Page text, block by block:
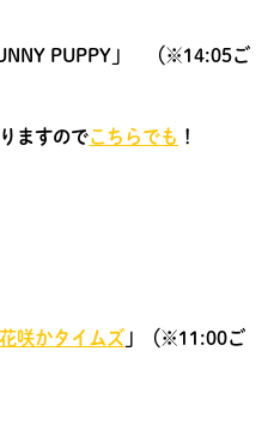
PUPPY」 （※14:05ご
ますのでこちらでも ！
花咲かタイムズ 」（※11:00ご